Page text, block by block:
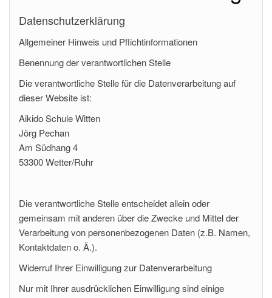
Datenschutzerklärung
Allgemeiner Hinweis und Pflichtinformationen
Benennung der verantwortlichen Stelle
Die verantwortliche Stelle für die Datenverarbeitung auf
dieser Website ist:
Aikido Schule Witten
Jörg Pechan
Am Südhang 4
53300Wetter/Ruhr
Die verantwortliche Stelle entscheidet allein oder
gemeinsam mit anderen über die Zwecke und Mittel der
Verarbeitung von personenbezogenen Daten (z.B. Namen,
Kontaktdaten o. Ä.).
Widerruf Ihrer Einwilligung zur Datenverarbeitung
Nur mit Ihrer ausdrücklichen Einwilligung sind einige